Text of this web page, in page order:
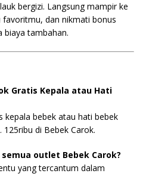
bergizi. Langsung mampir ke
dan nikmati bonus
biaya tambahan.
Gratis Kepala atau Hati
kepala bebek atau hati bebek
di Bebek Carok.
outlet Bebek Carok?
yang tercantum dalam